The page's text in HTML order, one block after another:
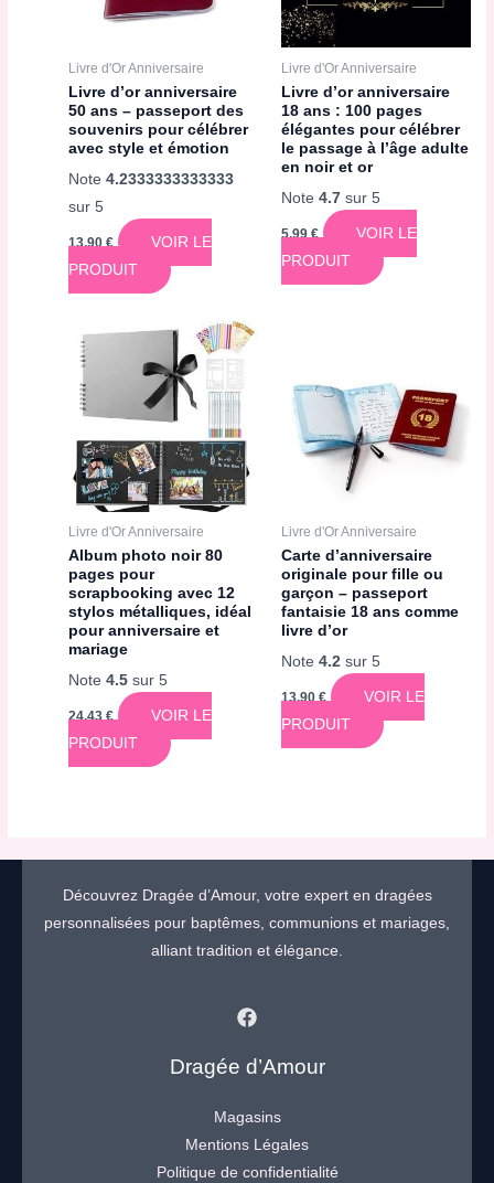
Livre d'Or Anniversaire
Livre d’or anniversaire
50 ans – passeport des
souvenirs pour célébrer
avec style et émotion
Note4.2333333333333
sur 5
13,90€
VOIR LE
PRODUIT
Livre d'Or Anniversaire
Livre d’or anniversaire
18 ans : 100 pages
élégantes pour célébrer
le passage à l’âge adulte
en noir et or
Note 4.7sur 5
5,99€
VOIR LE
PRODUIT
Livre d'Or Anniversaire
Album photo noir 80
pages pour
scrapbooking avec 12
stylos métalliques, idéal
pour anniversaire et
mariage
Note4.5 sur 5
24,43€
VOIR LE
PRODUIT
Livre d'Or Anniversaire
Carte d’anniversaire
originale pour fille ou
garçon – passeport
fantaisie 18 ans comme
livre d’or
Note 4.2sur 5
13,90€
VOIR LE
PRODUIT
Découvrez Dragée d’Amour, votre expert en dragées
personnalisées pour baptêmes, communions et mariages,
alliant tradition et élégance.
Dragée d’Amour
Magasins
Mentions Légales
Politique de confidentialité